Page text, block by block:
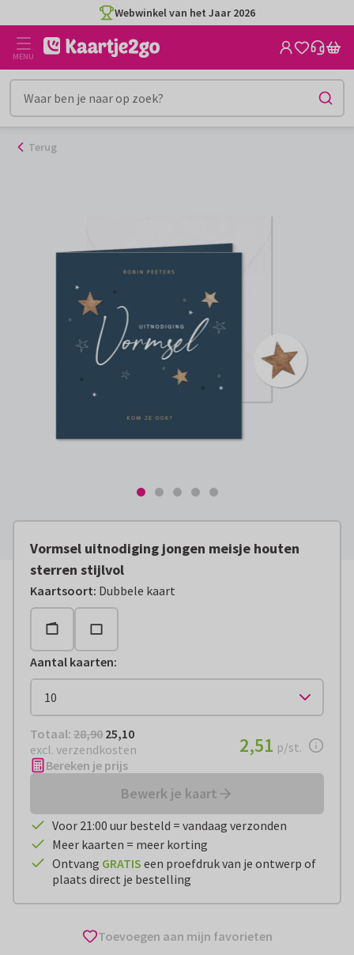
naar
inhoud
Webwinkel van het Jaar 2026
MENU
Terug
Vormsel uitnodiging jongen meisje houten
sterren stijlvol
Kaartsoort: Dubbele kaart
Aantal kaarten:
Totaal: € 25,10
Totaal: 28,90 25,10
excl. verzendkosten
€ 2,51 per stuk
2,51 p/st.
Bereken je prijs
Bewerk je kaart
Voor 21:00 uur besteld = vandaag verzonden
Meer kaarten = meer korting
Ontvang GRATIS een proefdruk van je ontwerp of
plaats direct je bestelling
Toevoegen aan mijn favorieten